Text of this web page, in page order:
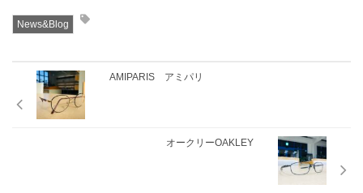
News&Blog
AMIPARIS アミパリ
オークリーOAKLEY